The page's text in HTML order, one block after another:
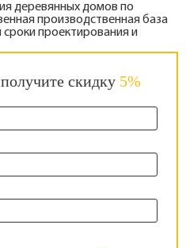
деревянных домов по
производственная база
проектирования и
скидку 5%